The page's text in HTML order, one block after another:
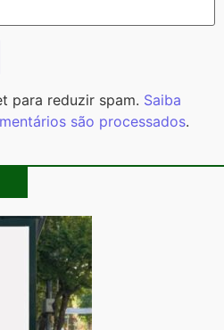
para reduzir spam. Saiba
são processados.